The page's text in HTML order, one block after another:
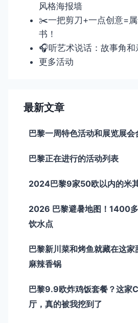
风格海报墙
✂️一把剪刀+一点创意=
书！
🎧听艺术说话：故事角和
更多活动
最新文章
巴黎一周特色活动和展览展会
巴黎正在进行的活动列表
2024巴黎9家50欧以内的米
2026 巴黎避暑地图！1400
饮水点
巴黎新川菜和烤鱼就藏在这
麻辣香锅
巴黎9.9欧炸鸡饭套餐？这家
厅，真的被我挖到了